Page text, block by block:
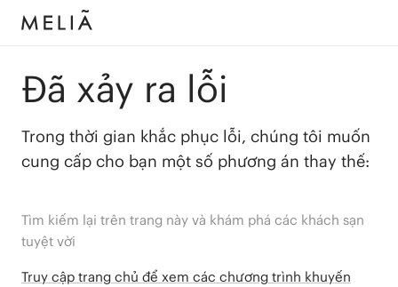
Đã xảy ra lỗi
Trong thời gian khắc phục lỗi, chúng tôi muốn
cung cấp cho bạn một số phương án thay thế:
Tìm kiếm lại trên trang này và khám phá các khách sạn
tuyệt vời
Truy cập trang chủ để xem các chương trình khuyến